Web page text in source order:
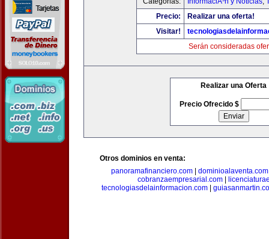
Precio:
Realizar una oferta!
Visitar!
Serán consideradas
Realizar una Oferta
Precio Ofrecido $
Otros dominios en venta:
panoramafinanciero.com
dominioalaventa.com
cobranzaempresarial.com
tecnologiasdelainformacion.com|